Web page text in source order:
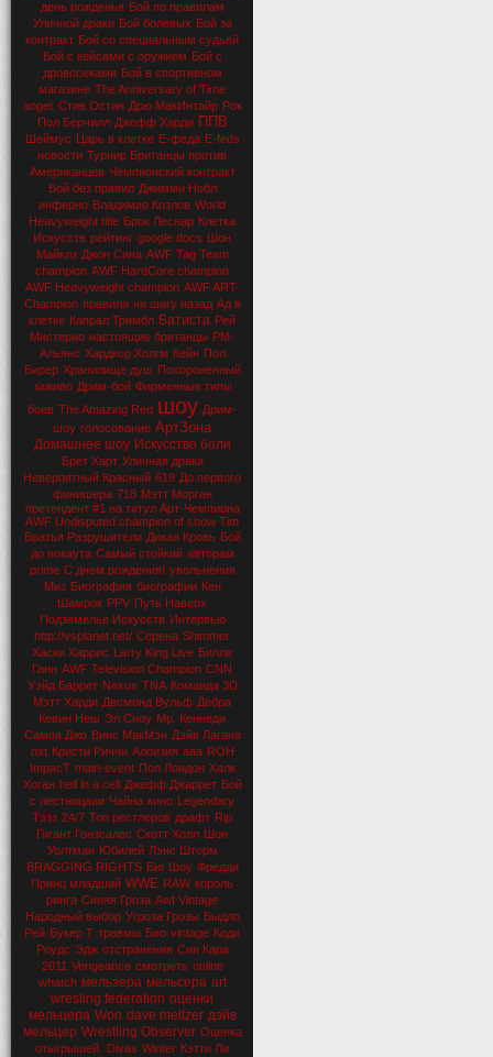
день рожденья Бой по правилам
Уличной драки Бой болевых Бой за
контракт Бой со специальным судьей
Бой с кейсами с оружием Бой с
дровосеками Бой в спортивном
магазине The Anniversary of Time
anger Стив Остин Дрю МакИнтайр Рок
Пол Берчилл Джефф Харди ППВ
Шеймус Царь в клетке Е-феда E-feds
новости Турнир Британцы против
Американцев Чемпионский контракт
Бой без правил Джимми Нобл
инферно Владимир Козлов World
Heavyweight title Брок Леснар Клетка
Искусств рейтинг google docs Шон
Майклз Джон Сина AWF Tag Team
champion AWF HardCore champion
AWF Heavyweight champion AWF ART-
Champion правила ни шагу назад Ад в
клетке Капрал Тримбл Батиста Рей
Мистерио настоящие британцы РМ-
Альянс Хардкор Холли Кейн Пол
Бирер Хранилище душ Похороненный
заживо Дрим-бой Фирменные типы
боев The Amazing Red шоу Дрим-
шоу голосование АртЗона
Домашнее шоу Искусство боли
Брет Харт Уличная драка
Невероятный Красный 619 До первого
финишера 718 Мэтт Морган
претендент #1 на титул Арт-Чемпиона
AWF Undisputed champion of show Tim
Братья Разрушители Дикая Кровь Бой
до нокаута Самый стойкий авторам
prime С днем рождения! увольнения
Миз Биография биографии Кен
Шамрок PPV Путь Наверх
Подземелье Искусств Интервью
http://vsplanet.net/ Серена Shimmer
Хаски Харрис Larry King Live Билли
Ганн AWF Television Champion CNN
Уэйд Баррет Nexus TNA Команда 3D
Мэтт Харди Десмонд Вульф Дебра
Кевин Неш Эл Сноу Мр. Кеннеди
Самоа Джо Винс МакМэн Дэйв Лагана
nxt Кристи Риччи Алоизия aaa ROH
ImpacT main-event Пол Лондон Халк
Хоган hell in a cell Джефф Джаррет Бой
с лестницаии Чайна кино Legendary
Тэзз 24/7 Топ рестлеров драфт Rip
Гигант Гонзсалес Скотт Холл Шон
Уолтман Юбилей Лэнс Шторм
BRAGGING RIGHTS Биг Шоу Фредди
Принц младший WWE RAW король
ринга Синяя Гроза Awf Vintage
Народный выбор Угроза Грозы Быдло
Рей Букер Т травмы Био vintage Коди
Роудс Эдж отстранения Син Кара
2011 Vengeance смотреть online
whatch мельзера мельсера art
wresling federation оценки
мельцера Won dave meltzer дэйв
мельцер Wrestling Observer Оценка
отыгрышей.
Divas Winter Кэтти Ли